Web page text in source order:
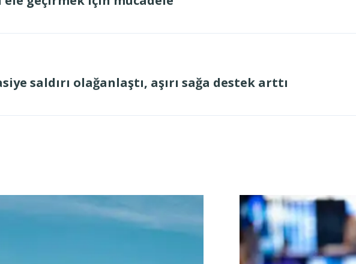
saldırı olağanlaştı, aşırı sağa destek arttı